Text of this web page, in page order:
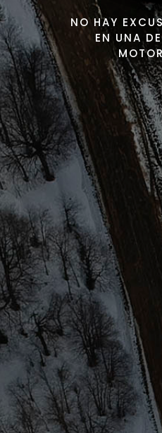
NO HAY
EN UNA
Cuenta con
Ducha con